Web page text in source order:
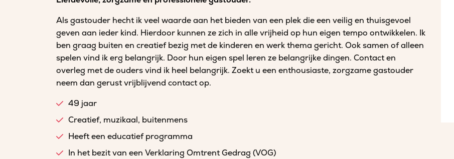
Als gastouder hecht ik veel waarde aan het bieden van een plek die een veilig en thuisgevoel
geven aan ieder kind. Hierdoor kunnen ze zich in alle vrijheid op hun eigen tempo ontwikkelen. Ik
ben graag buiten en creatief bezig met de kinderen en werk thema gericht. Ook samen of alleen
spelen vind ik erg belangrijk. Door hun eigen spel leren ze belangrijke dingen. Contact en
overleg met de ouders vind ik heel belangrijk. Zoekt u een enthousiaste, zorgzame gastouder
neem dan gerust vrijblijvend contact op.
49 jaar
Creatief, muzikaal, buitenmens
Heeft een educatief programma
In het bezit van een Verklaring Omtrent Gedrag (VOG)